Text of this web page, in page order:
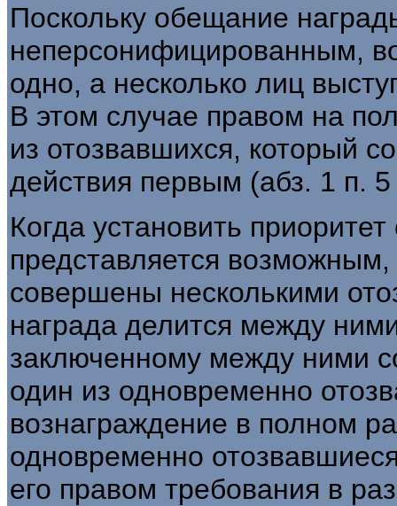
Поскольку обещание
неперсонифицированным,
одно, а несколько лиц
В этом случае правом на
из отозвавшихся, который
действия первым (абз. 1 п. 5
Когда установить
представляется возможным,
совершены несколькими
награда делится между
заключенному между ними
один из одновременно
вознаграждение в полном
одновременно
его правом требования в